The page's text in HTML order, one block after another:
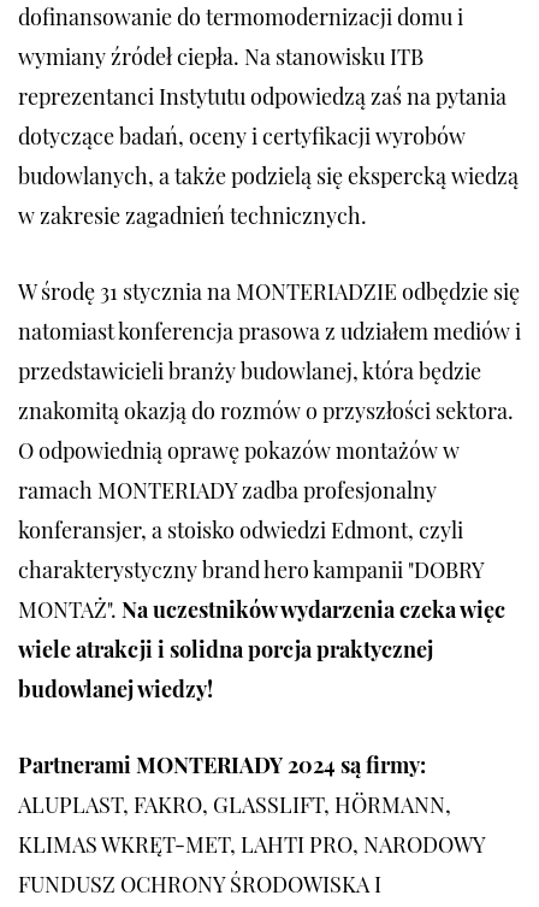
dofinansowanie do termomodernizacji domu i
wymiany źródeł ciepła. Na stanowisku ITB
reprezentanci Instytutu odpowiedzą zaś na pytania
dotyczące badań, oceny i certyfikacji wyrobów
budowlanych, a także podzielą się ekspercką wiedzą
w zakresie zagadnień technicznych.
W środę 31 stycznia na MONTERIADZIE odbędzie się
natomiast konferencja prasowa z udziałem mediów i
przedstawicieli branży budowlanej, która będzie
znakomitą okazją do rozmów o przyszłości sektora.
O odpowiednią oprawę pokazów montażów w
ramach MONTERIADY zadba profesjonalny
konferansjer, a stoisko odwiedzi Edmont, czyli
charakterystyczny brand hero kampanii "DOBRY
MONTAŻ". Na uczestników wydarzenia czeka więc
wiele atrakcji i solidna porcja praktycznej
budowlanej wiedzy!
Partnerami MONTERIADY 2024 są firmy:
ALUPLAST, FAKRO, GLASSLIFT, HÖRMANN,
KLIMAS WKRĘT-MET, LAHTI PRO, NARODOWY
FUNDUSZ OCHRONY ŚRODOWISKA I